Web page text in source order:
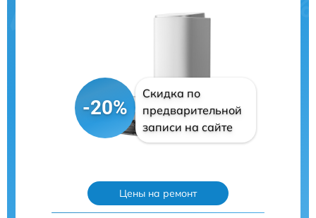
-20%
Скидка по
предварительной
записи на сайте
Цены на ремонт